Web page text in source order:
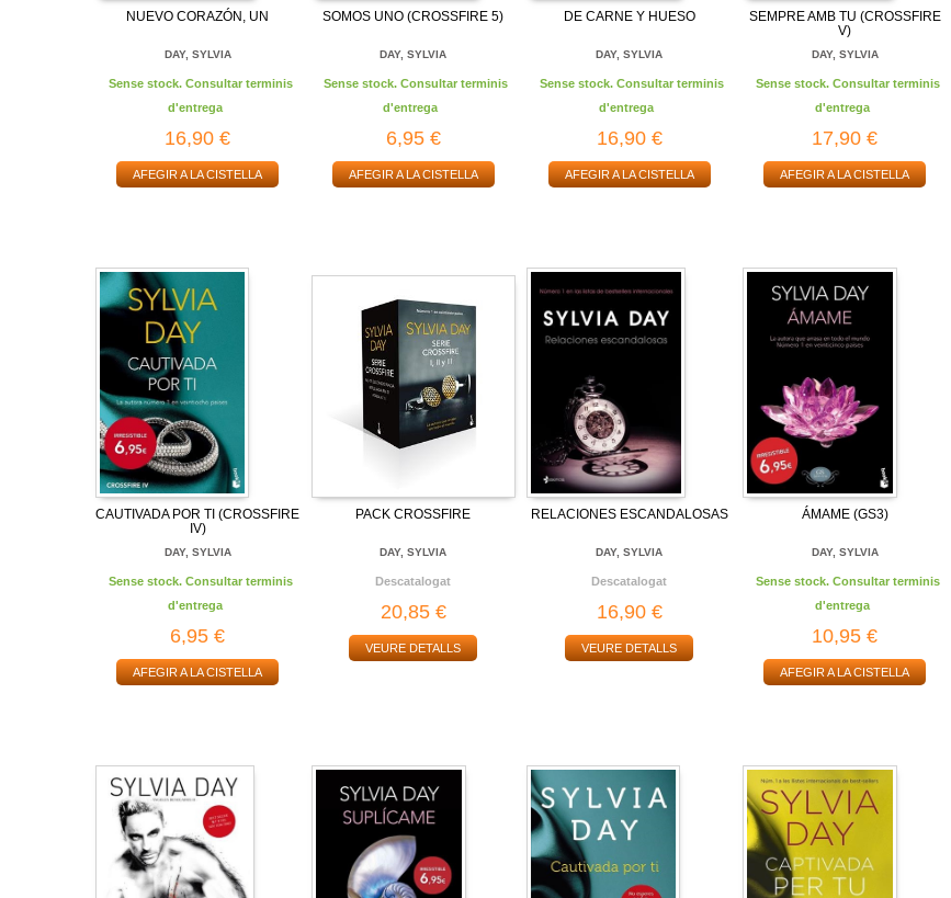
NUEVO CORAZÓN, UN
DAY, SYLVIA
Sense stock. Consultar terminis
d'entrega
16,90 €
AFEGIR A LA CISTELLA
SOMOS UNO (CROSSFIRE 5)
DAY, SYLVIA
Sense stock. Consultar terminis
d'entrega
6,95 €
AFEGIR A LA CISTELLA
DE CARNE Y HUESO
DAY, SYLVIA
Sense stock. Consultar terminis
d'entrega
16,90 €
AFEGIR A LA CISTELLA
SEMPRE AMB TU (CROSSFIRE
V)
DAY, SYLVIA
Sense stock. Consultar terminis
d'entrega
17,90 €
AFEGIR A LA CISTELLA
CAUTIVADA POR TI (CROSSFIRE
IV)
DAY, SYLVIA
Sense stock. Consultar terminis
d'entrega
6,95 €
AFEGIR A LA CISTELLA
PACK CROSSFIRE
DAY, SYLVIA
Descatalogat
20,85 €
VEURE DETALLS
RELACIONES ESCANDALOSAS
DAY, SYLVIA
Descatalogat
16,90 €
VEURE DETALLS
ÁMAME (GS3)
DAY, SYLVIA
Sense stock. Consultar terminis
d'entrega
10,95 €
AFEGIR A LA CISTELLA